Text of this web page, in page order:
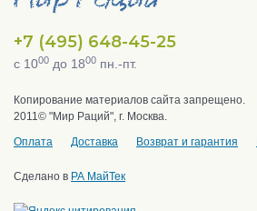
+7 (495) 648-45-25
с 1000 до 1800 пн.-пт.
Копирование материалов сайта запрещено.
2011© "Мир Раций", г. Москва.
Оплата
Доставка Возврат и гарантия
Сделано в РА МайТек